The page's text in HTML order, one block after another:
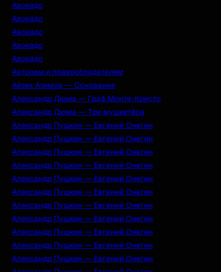
Авокадо
Авокадо
Авокадо
Авокадо
Авокадо
Авторам и правообладателям
Айзек Азимов — Основание
Александр Дюма — Граф Монте-Кристо
Александр Дюма — Три мушкетёра
Александр Пушкин — Евгений Онегин
Александр Пушкин — Евгений Онегин
Александр Пушкин — Евгений Онегин
Александр Пушкин — Евгений Онегин
Александр Пушкин — Евгений Онегин
Александр Пушкин — Евгений Онегин
Александр Пушкин — Евгений Онегин
Александр Пушкин — Евгений Онегин
Александр Пушкин — Евгений Онегин
Александр Пушкин — Евгений Онегин
Александр Пушкин — Евгений Онегин